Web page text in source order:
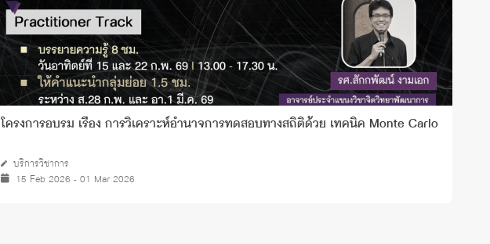
โครงการอบรม เรื่อง การวิเคราะห์อํานาจการทดสอบทางสถิติด้วย เทคนิค Monte Carlo
บริการวิชาการ
15 Feb 2026 - 01 Mar 2026